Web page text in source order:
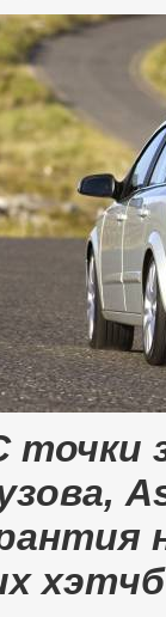
точки